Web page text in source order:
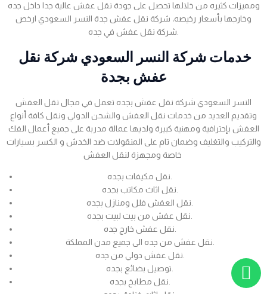
ومميزات كثيره من خلالها تحصل على جودة نقل عفش عالية جدا داخل جده
وخارجها بأسعار رخيصه، شركة نقل عفش جدة النسر السعودي ارخص
شركة نقل عفش في جده.
عفش بجدة
النسر السعودي شركة نقل عفش بجده تعمل في مجال نقل العفش
وتقديم العديد من خدمات نقل العفش والشحن الدولي ونقل كافة أنواع
العفش بإحترافية ومهنية كبيرة ولديها عمالة مدربة على جميع أعمال الفك
والتركيب والتغليف وضمان تام على المنقولات ضد الخدش و الكسر بسيارات
نقل مكيفات بجده.
نقل اثاث مكاتب بجده.
نقل العفش فلل ومنازل بجده.
نقل عفش من بيت لبيت بجده.
نقل عفش خارج جده.
نقل عفش من جده الى جميع مدن المملكة.
نقل عفش دولي من جده.
توصيل بضائع بجده.
نقل مطابخ بجده.